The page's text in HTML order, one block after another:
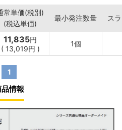
常単価(税別)
(税込単価)
最小発注数量 ス
11,835円
( 13,019円 )
1個
1
情報